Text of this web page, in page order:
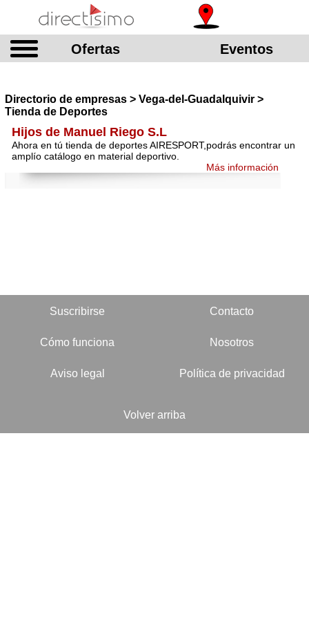
Ofertas Eventos
Directorio de empresas > Vega-del-Guadalquivir >
Tienda de Deportes
Hijos de Manuel Riego S.L
Ahora en tú tienda de deportes AIRESPORT,podrás encontrar un
amplío catálogo en material deportivo.
Más información
Suscribirse Contacto
Cómo funciona Nosotros
Aviso legal Política de privacidad
Volver arriba